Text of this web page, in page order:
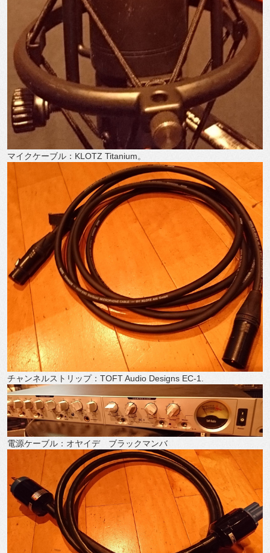
マイクケーブル：KLOTZ Titanium。
チャンネルストリップ：TOFT Audio Designs EC-1.
電源ケーブル：オヤイデ ブラックマンバ